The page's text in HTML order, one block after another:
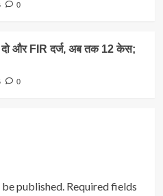
0
दो और FIR दर्ज, अब तक 12 केस;
0
published. Required fields